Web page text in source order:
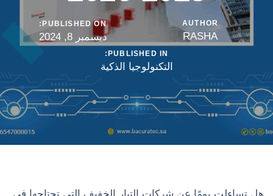
AUTHOR
RASHA
PUBLISHED ON:
ديسمبر 8, 2024
PUBLISHED IN:
التكنولوجيا الذكية